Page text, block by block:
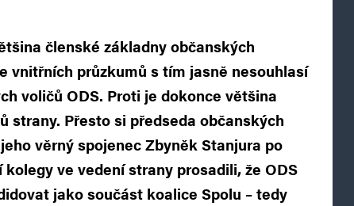
členské základny občanských
vnitřních průzkumů s tím jasně nesouhlasí
voličů ODS. Proti je dokonce většina
strany. Přesto si předseda občanských
věrný spojenec Zbyněk Stanjura po
ve vedení strany prosadili, že ODS
jako součást koalice Spolu – tedy